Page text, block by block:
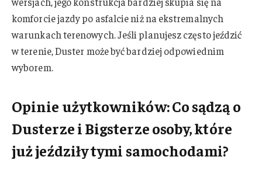
komforcie jazdy po asfalcie niż na ekstremalnych
warunkach terenowych. Jeśli planujesz często jeździć
w terenie, Duster może być bardziej odpowiednim
wyborem.
Opinie użytkowników: Co sądzą o
Dusterze i Bigsterze osoby, które
już jeździły tymi samochodami?